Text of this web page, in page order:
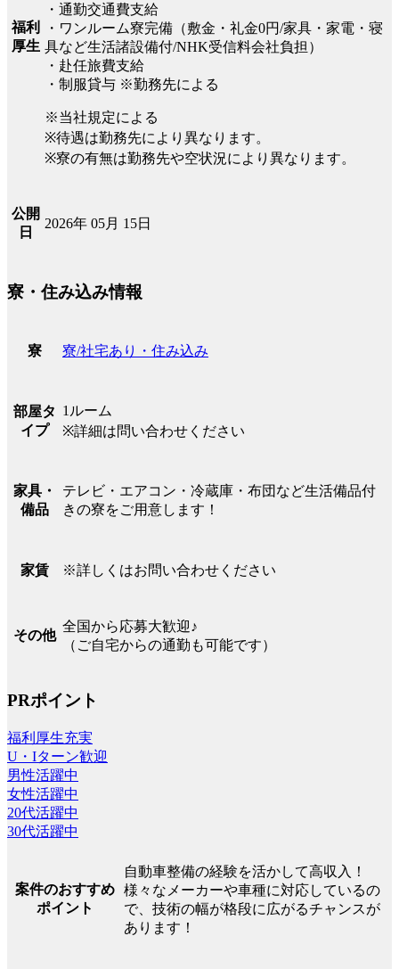
福利
厚生
・通勤交通費支給
・ワンルーム寮完備（敷金・礼金0円/家具・家電・寝
具など生活諸設備付/NHK受信料会社負担）
・赴任旅費支給
・制服貸与 ※勤務先による
※当社規定による
※待遇は勤務先により異なります。
※寮の有無は勤務先や空状況により異なります。
公開
日
2026年 05月 15日
寮・住み込み情報
寮 寮/社宅あり・住み込み
部屋タ
イプ
1ルーム
※詳細は問い合わせください
家具・
備品
テレビ・エアコン・冷蔵庫・布団など生活備品付
きの寮をご用意します！
家賃 ※詳しくはお問い合わせください
その他
全国から応募大歓迎♪
（ご自宅からの通勤も可能です）
PRポイント
福利厚生充実
U・Iターン歓迎
男性活躍中
女性活躍中
20代活躍中
30代活躍中
案件のおすすめ
ポイント
自動車整備の経験を活かして高収入！
様々なメーカーや車種に対応しているの
で、技術の幅が格段に広がるチャンスが
あります！